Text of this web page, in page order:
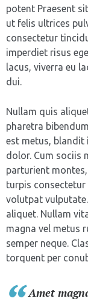
potent Praesent
ut felis ultrices
consectetur
imperdiet risus
lacus, viverra eu
dui.
Nullam quis
pharetra
est metus, blandit
dolor. Cum sociis
parturient
turpis
volutpat
aliquet. Nullam
magna vel metus
semper neque.
torquent per
Amet